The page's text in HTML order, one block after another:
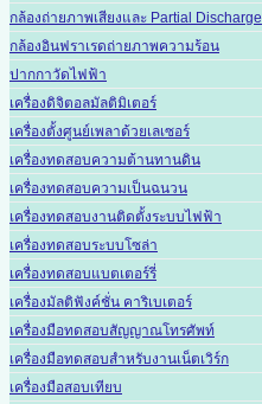
กล้องถ่ายภาพเสียงและ Partial Discharge
กล้องอินฟราเรดถ่ายภาพความร้อน
ปากกาวัดไฟฟ้า
เครื่องดิจิตอลมัลติมิเตอร์
เครื่องตั้งศูนย์เพลาด้วยเลเซอร์
เครื่องทดสอบความต้านทานดิน
เครื่องทดสอบความเป็นฉนวน
เครื่องทดสอบงานติดตั้งระบบไฟฟ้า
เครื่องทดสอบระบบโซล่า
เครื่องทดสอบแบตเตอร์รี่
เครื่องมัลติฟังค์ชั่น คาริเบเตอร์
เครื่องมือทดสอบสัญญาณโทรศัพท์
เครื่องมือทดสอบสำหรับงานเน็ตเวิร์ก
เครื่องมือสอบเทียบ